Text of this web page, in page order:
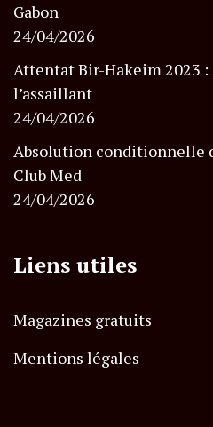
Gabon
24/04/2026
Attentat Bir-Hakeim 2023
l’assaillant
24/04/2026
Absolution conditionnelle
Club Med
24/04/2026
Liens utiles
Magazines gratuits
Mentions légales